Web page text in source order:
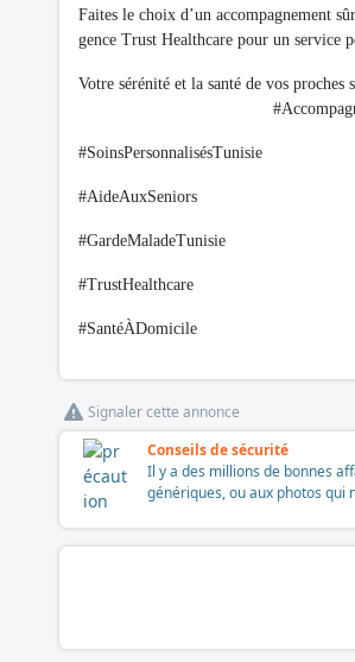
Faites le choix d’un accompagnement
gence Trust Healthcare pour un service
Votre sérénité et
#SoinsPersonnalisésTunisie
#AideAuxSeniors
#GardeMaladeTunisie
#TrustHealthcare
#SantéÀDomicile
Signaler cette annonce
Conseils de sécurité
Il y a des millions de bonnes
génériques, ou aux photos